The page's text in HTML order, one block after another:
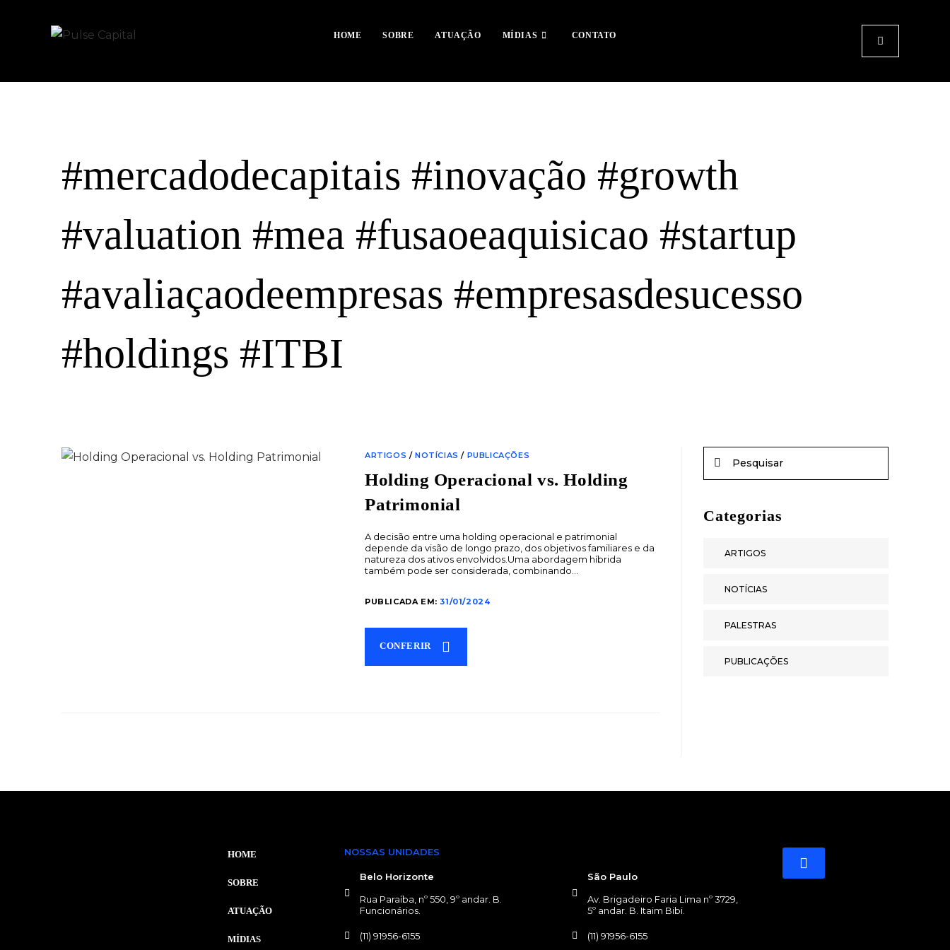
HOME SOBRE ATUAÇÃO MÍDIAS CONTATO
#mercadodecapitais #inovação #growth
#valuation #mea #fusaoeaquisicao #startup
#avaliaçaodeempresas #empresasdesucesso
#holdings #ITBI
ARTIGOS / NOTÍCIAS / PUBLICAÇÕES
Holding Operacional vs. Holding
Patrimonial
A decisão entre uma holding operacional e patrimonial
depende da visão de longo prazo, dos objetivos familiares e da
natureza dos ativos envolvidos.Uma abordagem híbrida
também pode ser considerada, combinando…
PUBLICADA EM: 31/01/2024
CONFERIR
Categorias
ARTIGOS
NOTÍCIAS
PALESTRAS
PUBLICAÇÕES
HOME
SOBRE
ATUAÇÃO
MÍDIAS
NOSSAS UNIDADES
Belo Horizonte
Rua Paraíba, nº 550, 9º andar. B.
Funcionários.
(11) 91956-6155
São Paulo
Av. Brigadeiro Faria Lima nº 3729,
5º andar. B. Itaim Bibi.
(11) 91956-6155